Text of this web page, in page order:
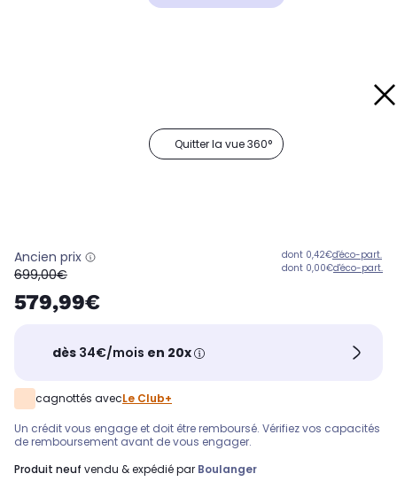
Quitter la vue 360°
Ancien prix
oldPrice
699,00€
579,99€
dont 0,42€d'éco-part.
dont 0,00€d'éco-part.
dès 34€/mois en 20x
cagnottés avecLe Club+
Un crédit vous engage et doit être remboursé. Vérifiez vos capacités
de remboursement avant de vous engager.
produit neuf vendu & expédié par Boulanger